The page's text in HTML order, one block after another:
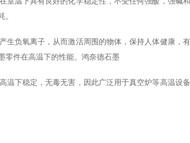
生负氧离子，从而激活周围的物体，保持人体健康，
零件在高温下的性能。鸿奈德石墨
温下稳定，无毒无害，因此广泛用于真空炉等高温设